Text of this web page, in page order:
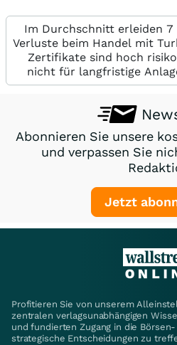
Im Durchschnitt erleiden 7
Verluste beim Handel mit
Zertifikate sind hoch
nicht für langfristige
Abonnieren Sie unsere
und verpassen Sie
Jetzt
Profitieren Sie von unserem
zentralen verlagsunabhängigen
und fundierten Zugang in die
strategische Entscheidungen zu